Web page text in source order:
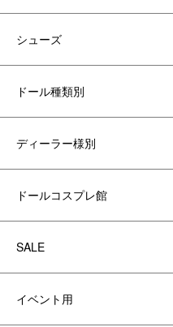
シューズ
ドール種類別
ディーラー様別
ドールコスプレ館
SALE
イベント用